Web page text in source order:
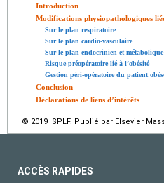
Introduction
Modifications physiopathologiques
Sur le plan respiratoire
Sur le plan cardio-vasculaire
Sur le plan endocrinien et métabolique
Risque préopératoire lié à l’obésité
Gestion péri-opératoire du patient
Conclusion
Déclarations de liens d’intérêts
© 2019 SPLF. Publié par Elsevier
ACCÈS RAPIDES